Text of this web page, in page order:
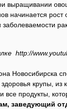
выращивании
начинается рост
заболеваемости
http://
Новосибирска
крупы, из
все продукты,
заведующий